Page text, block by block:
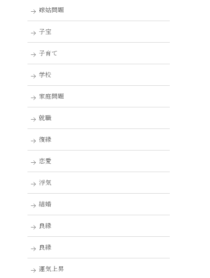
嫁姑問題
子宝
子育て
学校
家庭問題
就職
復縁
恋愛
浮気
結婚
良縁
良縁
運気上昇